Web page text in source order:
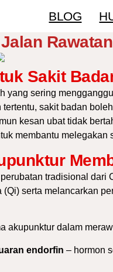
BLOG
Sakit
yang sering
sakit badan
kesan ubat tidak
membantu melegakan
tradisional dari
serta melancarkan
akupunktur dalam
endorfin – hormon